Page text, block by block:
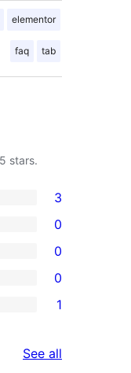
elementor
faq tab
stars.
3
0
0
0
1
See all